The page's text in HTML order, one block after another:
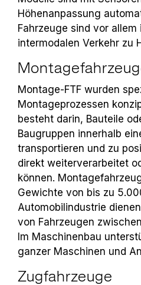
Höhenanpassung
Fahrzeuge sind vor
intermodalen Verkehr zu
Montage-FTF wurden
Montageprozessen
besteht darin, Bauteile
Baugruppen innerhalb
transportieren und zu
direkt weiterverarbeitet
können.
Gewichte von bis zu
Automobilindustrie
von Fahrzeugen
Im Maschinenbau
ganzer Maschinen und
Zugfahrzeuge